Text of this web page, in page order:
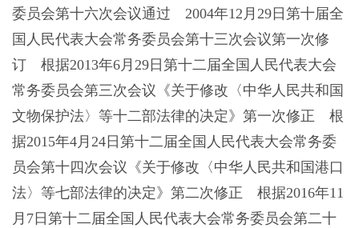
委员会第十六次会议通过 2004年12月29日第十届全
国人民代表大会常务委员会第十三次会议第一次修
订 根据2013年6月29日第十二届全国人民代表大会
常务委员会第三次会议《关于修改〈中华人民共和国
文物保护法〉等十二部法律的决定》第一次修正 根
据2015年4月24日第十二届全国人民代表大会常务委
员会第十四次会议《关于修改〈中华人民共和国港口
法〉等七部法律的决定》第二次修正 根据2016年11
月7日第十二届全国人民代表大会常务委员会第二十